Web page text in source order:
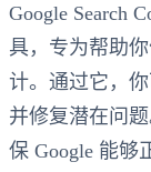
Google Search
具，专为帮助
计。通过它，
并修复潜在问
保 Google 能够